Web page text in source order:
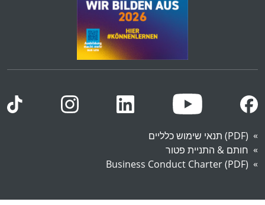
(PDF) תנאי שימוש כלליים
חותם & התניית פטור
Business Conduct Charter (PDF)